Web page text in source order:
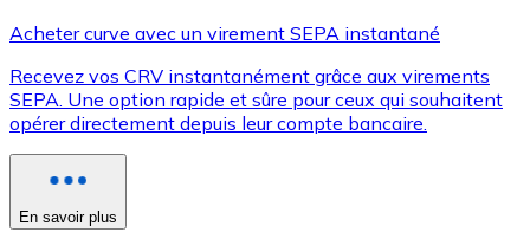
Acheter curve avec un virement SEPA instantané
Recevez vos CRV instantanément grâce aux virements
SEPA. Une option rapide et sûre pour ceux qui souhaitent
opérer directement depuis leur compte bancaire.
En savoir plus